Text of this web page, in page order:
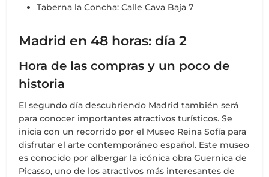
Taberna la Concha: Calle Cava Baja 7
Madrid en 48 horas: día 2
Hora de las compras y un poco de
historia
El segundo día descubriendo Madrid también será
para conocer importantes atractivos turísticos. Se
inicia con un recorrido por el Museo Reina Sofía para
disfrutar el arte contemporáneo español. Este museo
es conocido por albergar la icónica obra Guernica de
Picasso, uno de los atractivos más interesantes de